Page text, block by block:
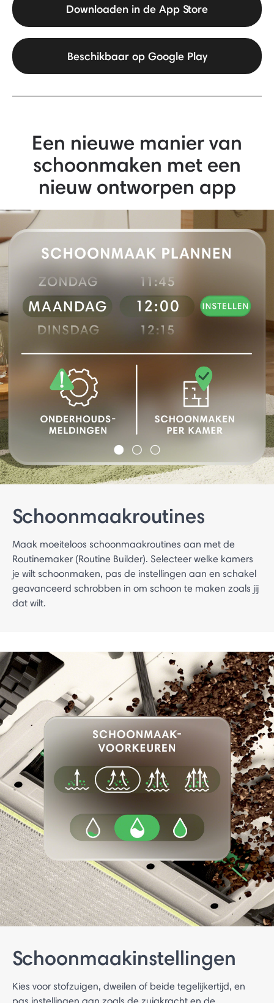
Downloaden in de App Store
Beschikbaar op Google Play
Een nieuwe manier van
schoonmaken met een
nieuw ontworpen app
Schoonmaakroutines
Maak moeiteloos schoonmaakroutines aan met de
Routinemaker (Routine Builder). Selecteer welke kamers
je wilt schoonmaken, pas de instellingen aan en schakel
geavanceerd schrobben in om schoon te maken zoals jij
dat wilt.
Schoonmaakinstellingen
Kies voor stofzuigen, dweilen of beide tegelijkertijd, en